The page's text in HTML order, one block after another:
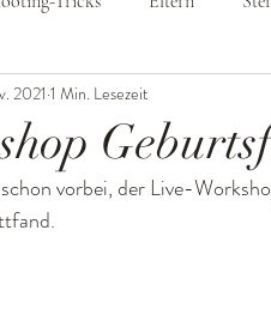
Geburtsfotografie
Hebammen
2021 1 Min. Lesezeit
vorbei, der Live-